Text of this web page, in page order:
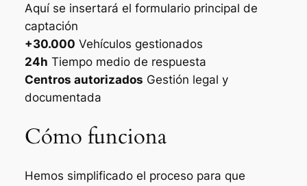
Aquí se insertará el formulario principal de
captación
+30.000 Vehículos gestionados
24h Tiempo medio de respuesta
Centros autorizados Gestión legal y
documentada
Cómo funciona
Hemos simplificado el proceso para que